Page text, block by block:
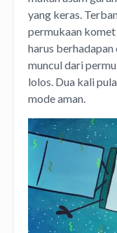
yang keras.
permukaan
harus
muncul dari
lolos. Dua kali
mode aman.